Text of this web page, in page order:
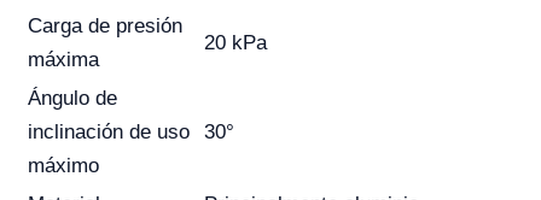
Carga de presión
máxima
20 kPa
Ángulo de
inclinación de uso
máximo
30°